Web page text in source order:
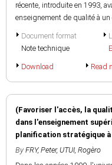
récente, introduite en 1993,
enseignement de qualité à un
Document format
Note technique
Download Read
(Favoriser l'accès, la
dans l'enseignement
planification stratégique
By FRY, Peter, UTUI, Rogèro